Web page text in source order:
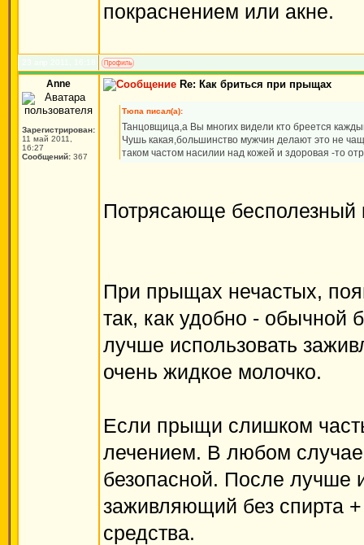
покраснением или акне.
Anne
Зарегистрирован:
11 май 2011,
16:27
Сообщений: 367
Re: Как бриться при прыщах
Тюпа писал(а):
Танцовщица,а Вы многих видели кто бреется
Чушь какая,большинство мужчин делают это не
таком частом насилии над кожей и здоровая -то
Потрясающе бесполезный
При прыщах нечастых,
так, как удобно - обычной
лучше использовать
очень жидкое молочко.
Если прыщи слишком
лечением. В любом случае
безопасной. После лучше
заживляющий без спирта
средства.